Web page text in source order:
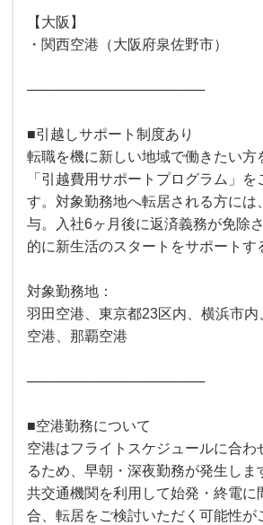
【大阪】
・関西空港（大阪府泉佐野市）
──────────────────
■引越しサポート制度あり
転職を機に新しい地域で働きたい方
「引越費用サポートプログラム」を
す。対象勤務地へ転居される方には
与。入社6ヶ月後に返済義務が免除
的に新生活のスタートをサポートす
対象勤務地：
羽田空港、東京都23区内、横浜市
空港、那覇空港
──────────────────
■空港勤務について
空港はフライトスケジュールに合わ
るため、早朝・深夜勤務が発生しま
共交通機関を利用して始発・終電に
合、転居をご検討いただく可能性が